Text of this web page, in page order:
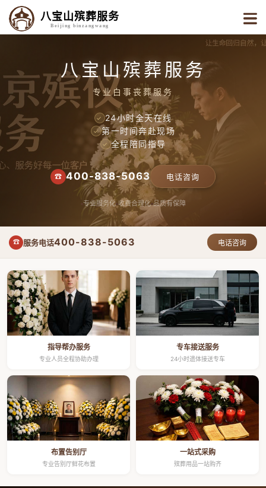
八宝山殡葬服务
Beijing binzangwang
八宝山殡葬服务
专业白事丧葬服务
✓ 24小时全天在线
✓ 第一时间奔赴现场
✓ 全程陪同指导
☎ 400-838-5063 电话咨询
专业服务化 收费合理化 品质有保障
☎ 服务电话400-838-5063 电话咨询
指导帮办服务
专业人员全程协助办理
专车接送服务
24小时遗体接送专车
布置告别厅
专业告别厅鲜花布置
一站式采购
殡葬用品一站购齐